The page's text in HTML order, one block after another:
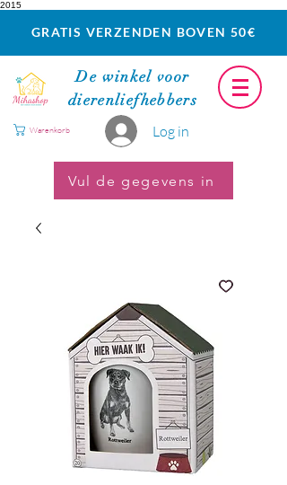
2015
GRATIS VERZENDEN BOVEN 50€
De winkel voor
dierenliefhebbers
Log in
Warenkorb
Vul de gegevens in